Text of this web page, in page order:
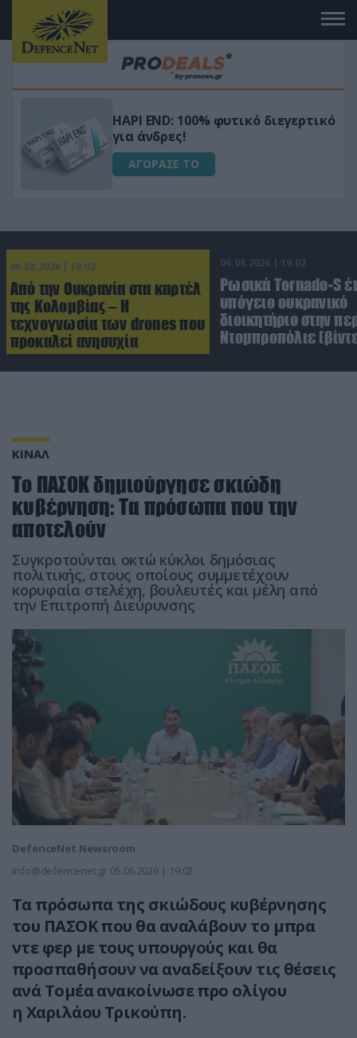
Μεταμόρφωσε τον κήπο σου με το
Ultra Box Μίνι Αλυσοπρίονο με
μπαταρία λιθίου
ΑΓΟΡΑΣΕ ΤΟ
06.08.2026 | 19:02
Από την Ουκρανία στα καρτέλ
της Κολομβίας – Η
τεχνογνωσία των drones που
προκαλεί ανησυχία
06.08.2026 | 19:02
Ρωσικά Tornado-S
υπόγειο ουκρανικό
διοικητήριο στην
Ντομπροπόλιε
ΚΙΝΑΛ
Το ΠΑΣΟΚ δημιούργησε σκιώδη
κυβέρνηση: Τα πρόσωπα που την
αποτελούν
Συγκροτούνται οκτώ κύκλοι δημόσιας
πολιτικής, στους οποίους συμμετέχουν
κορυφαία στελέχη, βουλευτές και μέλη από
την Επιτροπή Διεύρυνσης
DefenceNet Newsroom
info@defencenet.gr 05.06.2026 | 19:02
Τα πρόσωπα της σκιώδους κυβέρνησης
του ΠΑΣΟΚ που θα αναλάβουν το μπρα
ντε φερ με τους υπουργούς και θα
προσπαθήσουν να αναδείξουν τις θέσεις
ανά Τομέα ανακοίνωσε προ ολίγου
η Χαριλάου Τρικούπη.